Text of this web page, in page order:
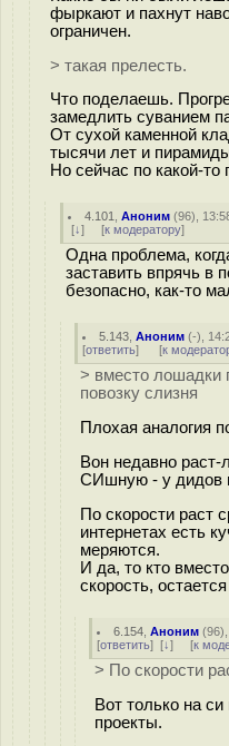
фыркают и пахнут
ограничен.
> такая прелесть.
Что поделаешь.
замедлить суванием
От сухой каменной
тысячи лет и
Но сейчас по какой-то
4.101 ,Аноним (96),
[↓] [к модератору]
Одна проблема,
заставить впрячь в
безопасно, как-то
5.143 ,Аноним (-),
[ответить] [к
> вместо лошадки
повозку слизня
Плохая аналогия
Вон недавно раст-
СИшную - у дидов
По скорости раст
интернетах есть
меряются.
И да, то кто
скорость,
6.154 ,Аноним (96
[ответить] [↓] [к
> По скорости
Вот только на
проекты.